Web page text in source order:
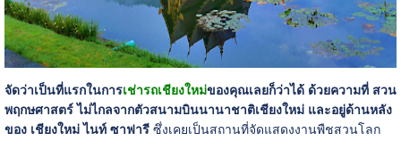
จัดว่าเป็นที่แรกในการเช่ารถเชียงใหม่ของคุณเลยก็ว่าได้ ด้วยความที่ สวน
พฤกษศาสตร์ ไม่ไกลจากตัวสนามบินนานาชาติเชียงใหม่ และอยู่ด้านหลัง
ของ เชียงใหม่ ไนท์ ซาฟารีซึ่งเคยเป็นสถานที่จัดแสดงงานพืชสวนโลก